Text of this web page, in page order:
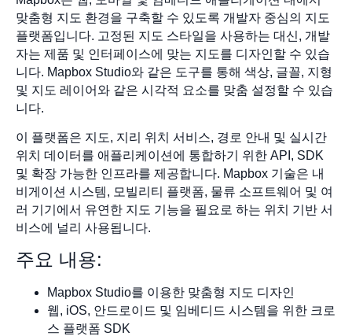
맞춤형 지도 환경을 구축할 수 있도록 개발자 중심의 지도
플랫폼입니다. 고정된 지도 스타일을 사용하는 대신, 개발
자는 제품 및 인터페이스에 맞는 지도를 디자인할 수 있습
니다. Mapbox Studio와 같은 도구를 통해 색상, 글꼴, 지형
및 지도 레이어와 같은 시각적 요소를 맞춤 설정할 수 있습
니다.
이 플랫폼은 지도, 지리 위치 서비스, 경로 안내 및 실시간
위치 데이터를 애플리케이션에 통합하기 위한 API, SDK
및 확장 가능한 인프라를 제공합니다. Mapbox 기술은 내
비게이션 시스템, 모빌리티 플랫폼, 물류 소프트웨어 및 여
러 기기에서 유연한 지도 기능을 필요로 하는 위치 기반 서
비스에 널리 사용됩니다.
주요 내용:
Mapbox Studio를 이용한 맞춤형 지도 디자인
웹, iOS, 안드로이드 및 임베디드 시스템을 위한 크로
스 플랫폼 SDK